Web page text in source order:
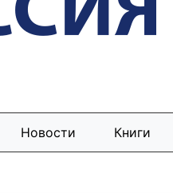
Новости Книги